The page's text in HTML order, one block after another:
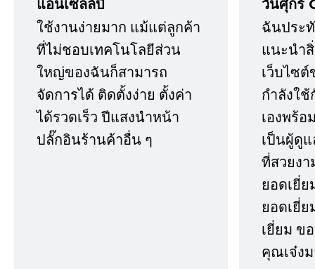
แอนเซลล์บี
ใช้งานง่ายมาก แม้แต่ลูกค้า
ที่ไม่ชอบเทคโนโลยีส่วน
ใหญ่ของฉันก็สามารถ
จัดการได้ ติดตั้งง่าย ตั้งค่า
ได้รวดเร็ว ปีแสงนำหน้า
ปลั๊กอินร้านค้าอื่น ๆ
วันศุกร์
ฉันประ
แนะนำ
เว็บไซ
กำลังใ
เองพร้
เป็นผู้ดูแ
ที่สวยง
ยอดเยี่ย
ยอดเยี่
เยี่ยม ข
คุณเจ๋ง